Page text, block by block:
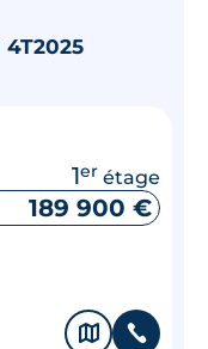
4T2025
1er étage
189 900 €
🗞 📞